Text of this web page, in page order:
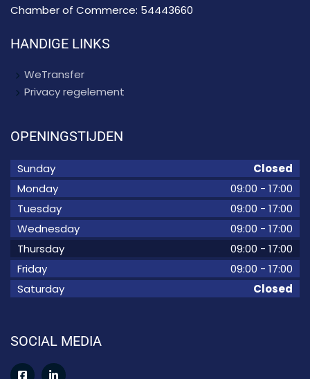
Chamber of Commerce: 54443660
HANDIGE LINKS
WeTransfer
Privacy regelement
OPENINGSTIJDEN
Sunday
Closed
Monday
09:00 - 17:00
Tuesday
09:00 - 17:00
Wednesday
09:00 - 17:00
Thursday
09:00 - 17:00
Friday
09:00 - 17:00
Saturday
Closed
SOCIAL MEDIA